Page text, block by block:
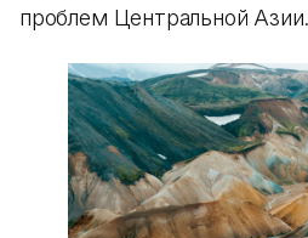
проблем Центральной Азии.